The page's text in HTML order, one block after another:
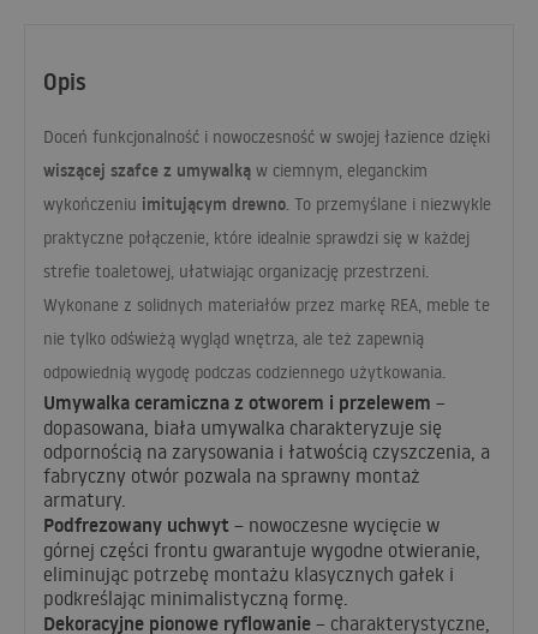
Opis
Doceń funkcjonalność i nowoczesność w swojej łazience dzięki
wiszącej szafce z umywalką w ciemnym, eleganckim
wykończeniu imitującym drewno. To przemyślane i niezwykle
praktyczne połączenie, które idealnie sprawdzi się w każdej
strefie toaletowej, ułatwiając organizację przestrzeni.
Wykonane z solidnych materiałów przez markę REA, meble te
nie tylko odświeżą wygląd wnętrza, ale też zapewnią
odpowiednią wygodę podczas codziennego użytkowania.
Umywalka ceramiczna z otworem i przelewem –
dopasowana, biała umywalka charakteryzuje się
odpornością na zarysowania i łatwością czyszczenia, a
fabryczny otwór pozwala na sprawny montaż
armatury.
Podfrezowany uchwyt – nowoczesne wycięcie w
górnej części frontu gwarantuje wygodne otwieranie,
eliminując potrzebę montażu klasycznych gałek i
podkreślając minimalistyczną formę.
Dekoracyjne pionowe ryflowanie – charakterystyczne,